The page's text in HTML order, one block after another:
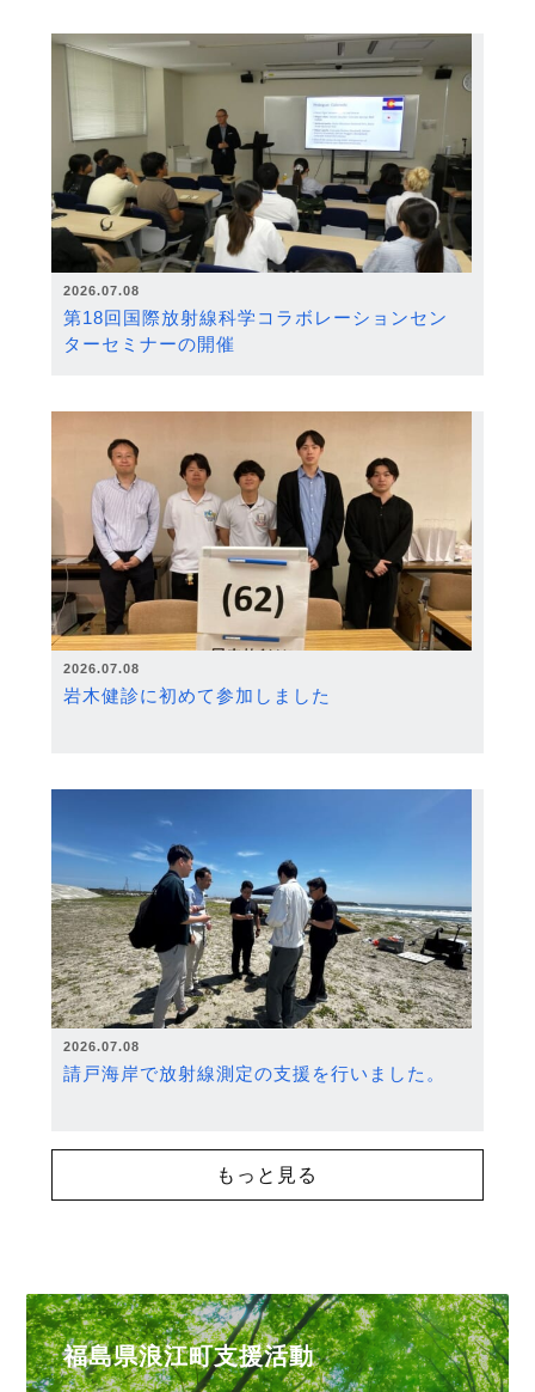
2026.07.08
第18回国際放射線科学コラボレーションセン
ターセミナーの開催
2026.07.08
岩木健診に初めて参加しました
2026.07.08
請戸海岸で放射線測定の支援を行いました。
もっと見る
福島県浪江町支援活動